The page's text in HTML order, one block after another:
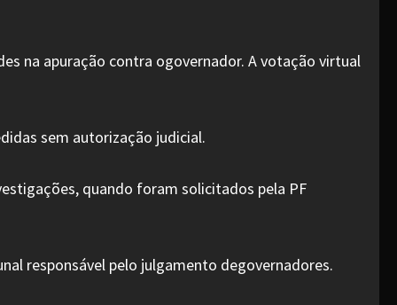
na apuração contra ogovernador. A votação virtual
sem autorização judicial.
quando foram solicitados pela PF
responsável pelo julgamento degovernadores.